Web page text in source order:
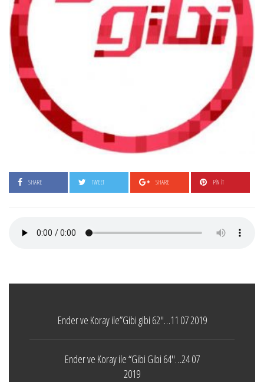
SHARE TWEET SHARE PIN IT
Ender ve Koray ile”Gibi gibi 62″…11 07 2019
Ender ve Koray ile “Gibi Gibi 64″…24 07
2019